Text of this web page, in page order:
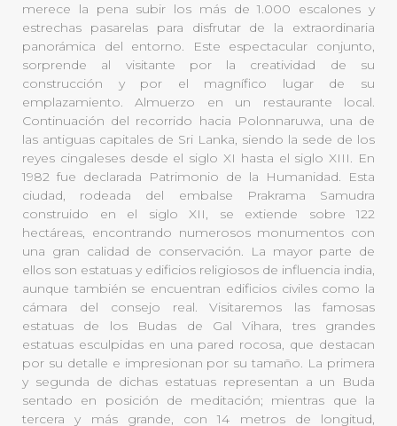
merece la pena subir los más de 1.000 escalones y
estrechas pasarelas para disfrutar de la extraordinaria
panorámica del entorno. Este espectacular conjunto,
sorprende al visitante por la creatividad de su
construcción y por el magnífico lugar de su
emplazamiento. Almuerzo en un restaurante local.
Continuación del recorrido hacia Polonnaruwa, una de
las antiguas capitales de Sri Lanka, siendo la sede de los
reyes cingaleses desde el siglo XI hasta el siglo XIII. En
1982 fue declarada Patrimonio de la Humanidad. Esta
ciudad, rodeada del embalse Prakrama Samudra
construido en el siglo XII, se extiende sobre 122
hectáreas, encontrando numerosos monumentos con
una gran calidad de conservación. La mayor parte de
ellos son estatuas y edificios religiosos de influencia india,
aunque también se encuentran edificios civiles como la
cámara del consejo real. Visitaremos las famosas
estatuas de los Budas de Gal Vihara, tres grandes
estatuas esculpidas en una pared rocosa, que destacan
por su detalle e impresionan por su tamaño. La primera
y segunda de dichas estatuas representan a un Buda
sentado en posición de meditación; mientras que la
tercera y más grande, con 14 metros de longitud,